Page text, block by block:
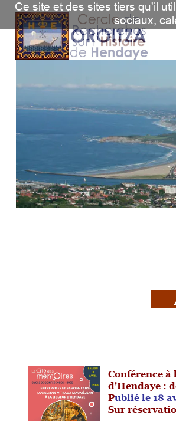
Conférence à
d'Hendaye :
Publié le 18
Sur
Ce site et des sites tiers qu'il
sociaux,